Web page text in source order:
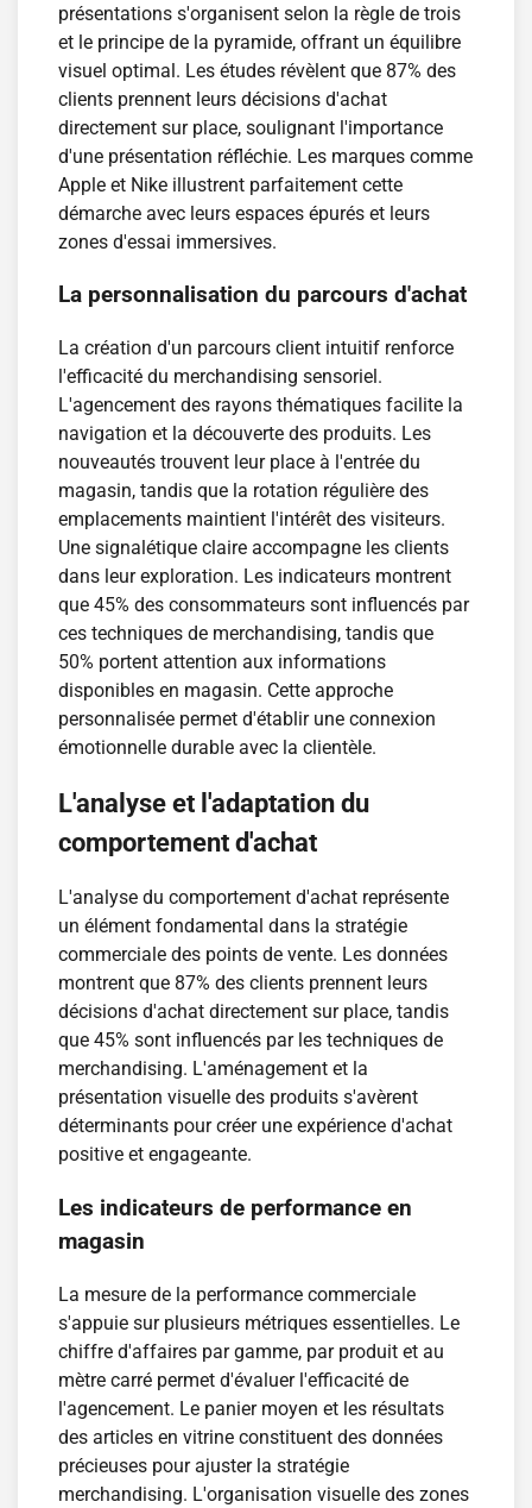
présentations s'organisent selon la règle de trois
et le principe de la pyramide, offrant un équilibre
visuel optimal. Les études révèlent que 87% des
clients prennent leurs décisions d'achat
directement sur place, soulignant l'importance
d'une présentation réfléchie. Les marques comme
Apple et Nike illustrent parfaitement cette
démarche avec leurs espaces épurés et leurs
zones d'essai immersives.
La personnalisation du parcours d'achat
La création d'un parcours client intuitif renforce
l'efficacité du merchandising sensoriel.
L'agencement des rayons thématiques facilite la
navigation et la découverte des produits. Les
nouveautés trouvent leur place à l'entrée du
magasin, tandis que la rotation régulière des
emplacements maintient l'intérêt des visiteurs.
Une signalétique claire accompagne les clients
dans leur exploration. Les indicateurs montrent
que 45% des consommateurs sont influencés par
ces techniques de merchandising, tandis que
50% portent attention aux informations
disponibles en magasin. Cette approche
personnalisée permet d'établir une connexion
émotionnelle durable avec la clientèle.
L'analyse et l'adaptation du
comportement d'achat
L'analyse du comportement d'achat représente
un élément fondamental dans la stratégie
commerciale des points de vente. Les données
montrent que 87% des clients prennent leurs
décisions d'achat directement sur place, tandis
que 45% sont influencés par les techniques de
merchandising. L'aménagement et la
présentation visuelle des produits s'avèrent
déterminants pour créer une expérience d'achat
positive et engageante.
Les indicateurs de performance en
magasin
La mesure de la performance commerciale
s'appuie sur plusieurs métriques essentielles. Le
chiffre d'affaires par gamme, par produit et au
mètre carré permet d'évaluer l'efficacité de
l'agencement. Le panier moyen et les résultats
des articles en vitrine constituent des données
précieuses pour ajuster la stratégie
merchandising. L'organisation visuelle des zones